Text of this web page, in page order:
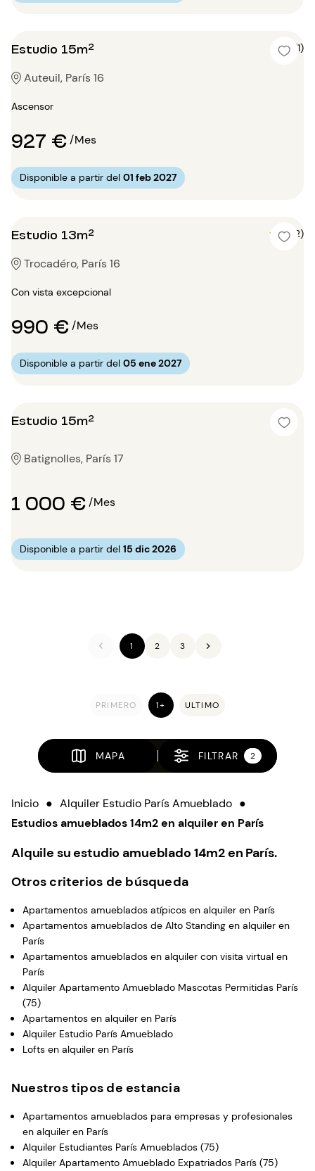
Estudio 15m² 5 (1)
Auteuil, París 16
Ascensor
927 €/Mes
Disponible a partir del 01 feb 2027
Estudio 13m² 5 (2)
Trocadéro, París 16
Con vista excepcional
990 €/Mes
Disponible a partir del 05 ene 2027
Estudio 15m²
Batignolles, París 17
1 000 €/Mes
Disponible a partir del 15 dic 2026
1 2 3
PRIMERO 1+ ULTIMO
MAPA FILTRAR 2
Inicio ● Alquiler Estudio París Amueblado ●
Estudios amueblados 14m2 en alquiler en París
Alquile su estudio amueblado 14m2 en París.
Otros criterios de búsqueda
Apartamentos amueblados atípicos en alquiler en París
Apartamentos amueblados de Alto Standing en alquiler en
París
Apartamentos amueblados en alquiler con visita virtual en
París
Alquiler Apartamento Amueblado Mascotas Permitidas París
(75)
Apartamentos en alquiler en París
Alquiler Estudio París Amueblado
Lofts en alquiler en París
Nuestros tipos de estancia
Apartamentos amueblados para empresas y profesionales
en alquiler en París
Alquiler Estudiantes París Amueblados (75)
Alquiler Apartamento Amueblado Expatriados París (75)